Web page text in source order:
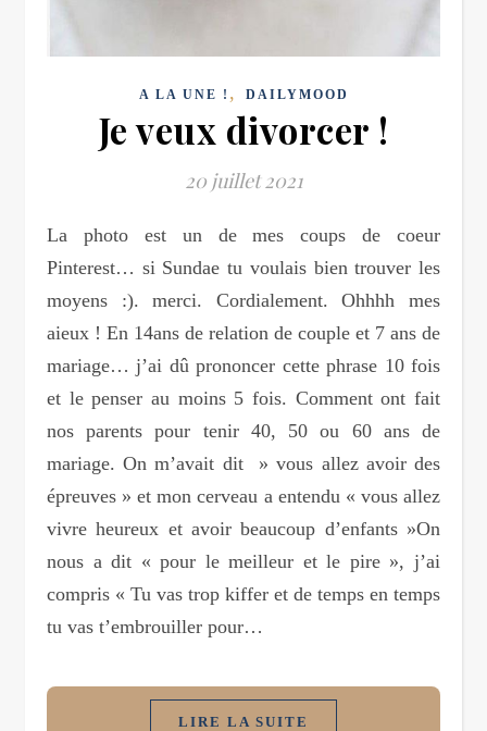
A LA UNE ! , DAILYMOOD
Je veux divorcer !
20 juillet 2021
La photo est un de mes coups de coeur
Pinterest… si Sundae tu voulais bien trouver les
moyens :). merci. Cordialement. Ohhhh mes
aieux ! En 14ans de relation de couple et 7 ans de
mariage… j’ai dû prononcer cette phrase 10 fois
et le penser au moins 5 fois. Comment ont fait
nos parents pour tenir 40, 50 ou 60 ans de
mariage. On m’avait dit » vous allez avoir des
épreuves » et mon cerveau a entendu « vous allez
vivre heureux et avoir beaucoup d’enfants »On
nous a dit « pour le meilleur et le pire », j’ai
compris « Tu vas trop kiffer et de temps en temps
tu vas t’embrouiller pour…
LIRE LA SUITE